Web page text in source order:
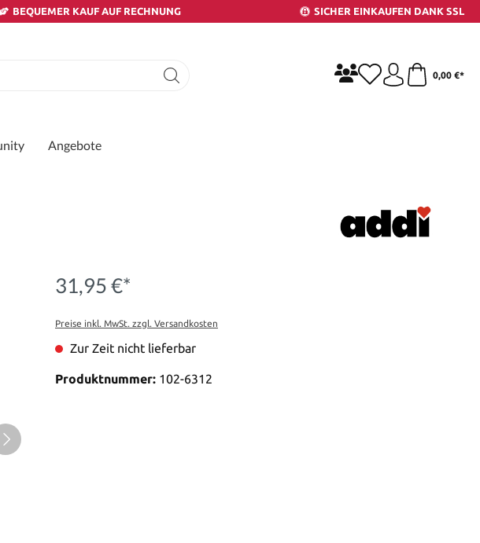
BEQUEMER KAUF AUF RECHNUNG SICHER EINKAUFEN DANK SSL
0,00 €*
Angebote
31,95 €*
Preise inkl. MwSt. zzgl. Versandkosten
Zur Zeit nicht lieferbar
Produktnummer: 102-6312